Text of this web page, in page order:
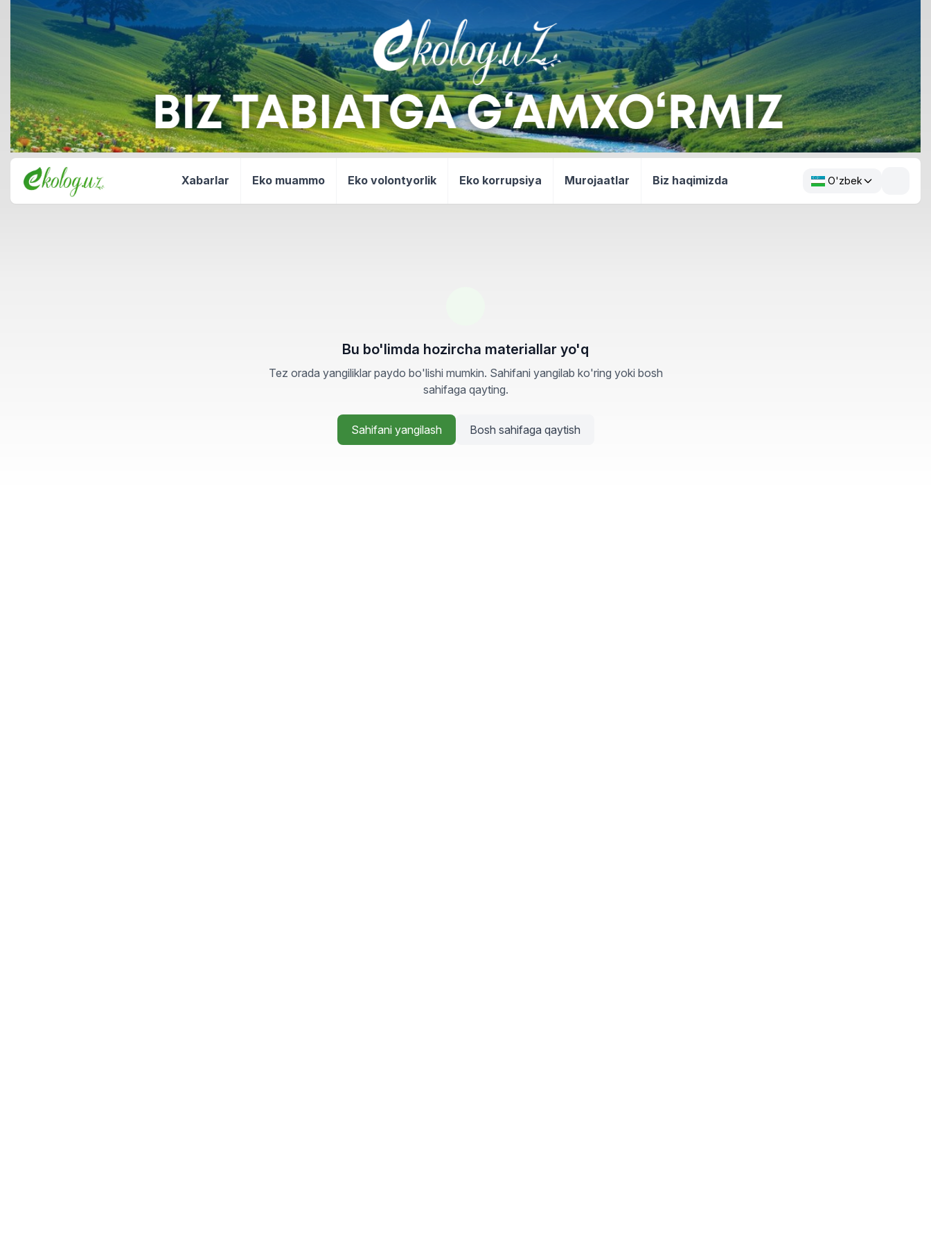
Xabarlar Eko muammo Eko volontyorlik Eko korrupsiya Murojaatlar Biz haqimizda O'zbek
Bu bo'limda hozircha materiallar yo'q
Tez orada yangiliklar paydo bo'lishi mumkin. Sahifani yangilab ko'ring yoki bosh
sahifaga qayting.
Sahifani yangilash Bosh sahifaga qaytish